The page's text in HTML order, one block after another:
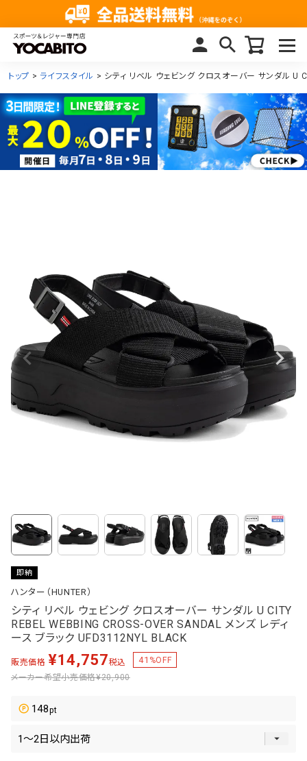
トップ ライフスタイル シティ リベル ウェビング クロスオーバー サンダル
即納
ハンター（HUNTER）
シティ リベル ウェビング クロスオーバー サンダル U CITY
REBEL WEBBING CROSS-OVER SANDAL メンズ レディ
ース ブラック UFD3112NYL BLACK
販売価格 ¥14,757税込 41 %OFF
メーカー希望小売価格¥20,900
148